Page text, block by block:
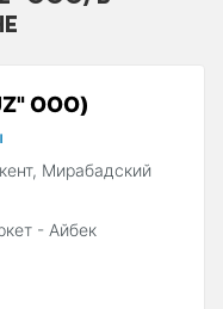
ООО)
Мирабадский
- Айбек